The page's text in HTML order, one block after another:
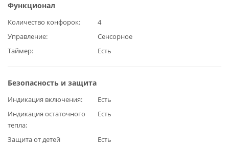
Функционал
Количество конфорок
4
Управление
Сенсорное
Таймер
Есть
Безопасность и защита
Индикация включения
Есть
Индикация остаточного
тепла
Есть
Защита от детей
Есть